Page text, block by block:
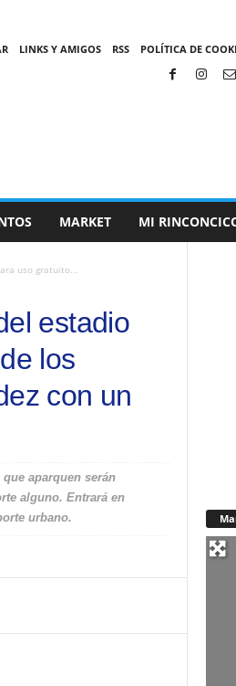
LINKS Y AMIGOS RSS POLÍTICA DE
MARKET MI
uso gratuito...
estadio
los
con un
aparquen serán
alguno. Entrará en
urbano.